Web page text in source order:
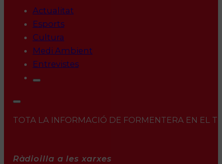
Actualitat
Esports
Cultura
Medi Ambient
Entrevistes
TOTA LA INFORMACIÓ DE FORMENTERA EN EL
Ràdioilla a les xarxes